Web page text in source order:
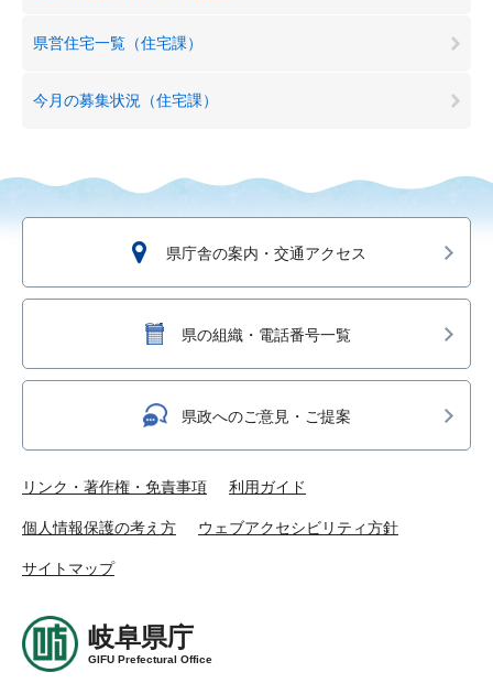
県営住宅一覧（住宅課）
今月の募集状況（住宅課）
県庁舎の案内・交通アクセス
県の組織・電話番号一覧
県政へのご意見・ご提案
リンク・著作権・免責事項 利用ガイド
個人情報保護の考え方 ウェブアクセシビリティ方針
サイトマップ
岐阜県庁
GIFU Prefectural Office